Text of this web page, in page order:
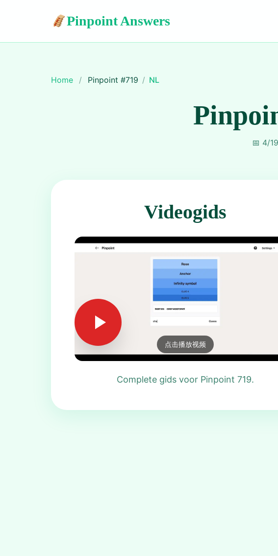
Pinpoint Answers
Home / Pinpoint #719 / NL
📅 4/
Videogids
点击播放视频
Complete gids voor Pinpoint 719.